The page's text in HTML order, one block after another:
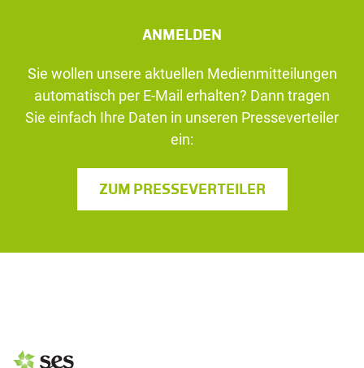
ANMELDEN
Sie wollen unsere aktuellen Medienmitteilungen
automatisch per E-Mail erhalten? Dann tragen
Sie einfach Ihre Daten in unseren Presseverteiler
ein:
ZUM PRESSEVERTEILER